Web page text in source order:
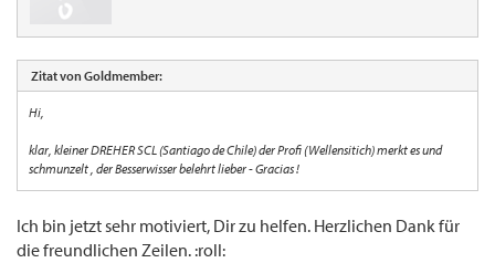
Zitat von Goldmember:
Hi,
klar, kleiner DREHER SCL (Santiago de Chile) der Profi (Wellensitich) merkt es und
schmunzelt , der Besserwisser belehrt lieber - Gracias !
Ich bin jetzt sehr motiviert, Dir zu helfen. Herzlichen Dank für
die freundlichen Zeilen. :roll: